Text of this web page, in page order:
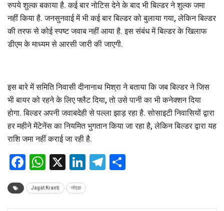
रुपये शुल्क बकाया है. कई बार नोटिस देने के बाद भी बिल्डर ने शुल्क जमा
नहीं किया है. जनसुनवाई में भी कई बार बिल्डर को बुलाया गया, लेकिन बिल्डर
की तरफ से कोई स्पष्ट जवाब नहीं आया है. इस संबंध में बिल्डर के खिलाफ
डीएम के माध्यम से आरसी जारी की जाएगी.
इस बारे में समिति निवासी दीनानाथ मिश्रा ने बताया कि जब बिल्डर ने जिस
भी बायर को रहने के लिए फ्लैट दिया, तो उसे पानी का भी कनेक्शन दिया
होगा. बिल्डर अपनी जवाबदेही से पल्ला झाड़ रहा है. सोसाइटी निवासियों द्वारा
हर महीने मेंटेनेंस का नियमित भुगतान किया जा रहा है, लेकिन बिल्डर द्वारा यह
राशि जमा नहीं कराई जा रही है.
Facebook
WhatsApp
X LinkedIn
Telegram
Jagat Kranti नोएडा